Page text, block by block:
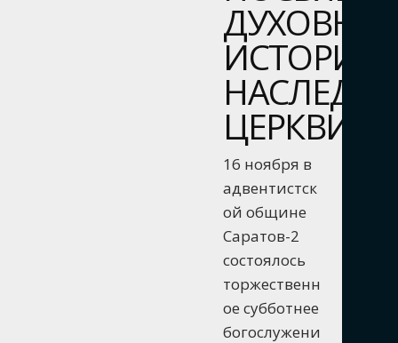
ДУХОВНО-
ЦЕРКВИ
16 ноября в
адвентистск
ой общине
Саратов-2
состоялось
торжественн
ое субботнее
богослужени